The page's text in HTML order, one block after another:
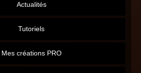
Actualités
Tutoriels
Mes créations PRO